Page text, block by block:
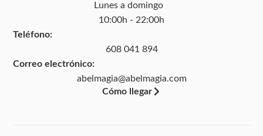
Lunes a domingo
10:00h - 22:00h
Teléfono:
608 041 894
Correo electrónico:
abelmagia@abelmagia.com
Cómo llegar